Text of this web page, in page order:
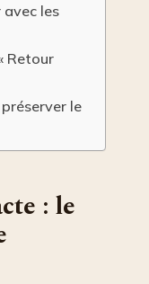
avec les
Retour
le
: le